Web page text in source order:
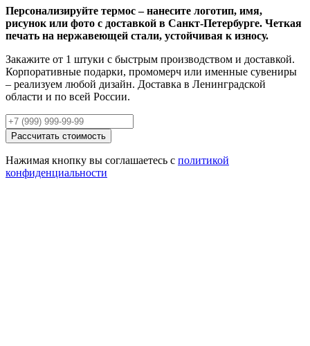
Персонализируйте термос – нанесите логотип, имя,
рисунок или фото с доставкой в Санкт-Петербурге. Четкая
печать на нержавеющей стали, устойчивая к износу.
Закажите от 1 штуки с быстрым производством и доставкой.
Корпоративные подарки, промомерч или именные сувениры
– реализуем любой дизайн. Доставка в Ленинградской
области и по всей России.
Рассчитать стоимость
Нажимая кнопку вы соглашаетесь с политикой
конфиденциальности